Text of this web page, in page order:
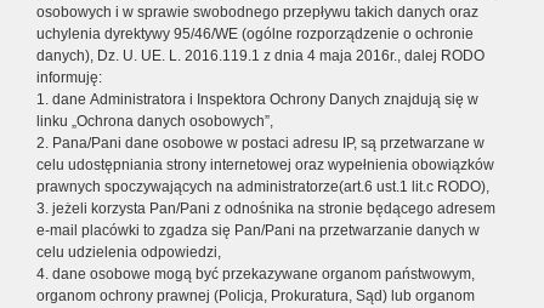
osobowych i w sprawie swobodnego przepływu takich danych oraz
uchylenia dyrektywy 95/46/WE (ogólne rozporządzenie o ochronie
danych), Dz. U. UE. L. 2016.119.1 z dnia 4 maja 2016r., dalej RODO
informuję:
1. dane Administratora i Inspektora Ochrony Danych znajdują się w
linku „Ochrona danych osobowych”,
2. Pana/Pani dane osobowe w postaci adresu IP, są przetwarzane w
celu udostępniania strony internetowej oraz wypełnienia obowiązków
prawnych spoczywających na administratorze(art.6 ust.1 lit.c RODO),
3. jeżeli korzysta Pan/Pani z odnośnika na stronie będącego adresem
e-mail placówki to zgadza się Pan/Pani na przetwarzanie danych w
celu udzielenia odpowiedzi,
4. dane osobowe mogą być przekazywane organom państwowym,
organom ochrony prawnej (Policja, Prokuratura, Sąd) lub organom